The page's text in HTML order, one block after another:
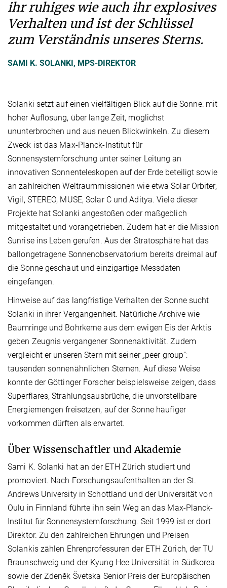
ihr ruhiges wie auch ihr explosives
Verhalten und ist der Schlüssel
zum Verständnis unseres Sterns.
SAMI K. SOLANKI, MPS-DIREKTOR
Solanki setzt auf einen vielfältigen Blick auf die Sonne: mit
hoher Auflösung, über lange Zeit, möglichst
ununterbrochen und aus neuen Blickwinkeln. Zu diesem
Zweck ist das Max-Planck-Institut für
Sonnensystemforschung unter seiner Leitung an
innovativen Sonnenteleskopen auf der Erde beteiligt sowie
an zahlreichen Weltraummissionen wie etwa Solar Orbiter,
Vigil, STEREO, MUSE, Solar C und Aditya. Viele dieser
Projekte hat Solanki angestoßen oder maßgeblich
mitgestaltet und vorangetrieben. Zudem hat er die Mission
Sunrise ins Leben gerufen. Aus der Stratosphäre hat das
ballongetragene Sonnenobservatorium bereits dreimal auf
die Sonne geschaut und einzigartige Messdaten
eingefangen.
Hinweise auf das langfristige Verhalten der Sonne sucht
Solanki in ihrer Vergangenheit. Natürliche Archive wie
Baumringe und Bohrkerne aus dem ewigen Eis der Arktis
geben Zeugnis vergangener Sonnenaktivität. Zudem
vergleicht er unseren Stern mit seiner „peer group“:
tausenden sonnenähnlichen Sternen. Auf diese Weise
konnte der Göttinger Forscher beispielsweise zeigen, dass
Superflares, Strahlungsausbrüche, die unvorstellbare
Energiemengen freisetzen, auf der Sonne häufiger
vorkommen dürften als erwartet.
Über Wissenschaftler und Akademie
Sami K. Solanki hat an der ETH Zürich studiert und
promoviert. Nach Forschungsaufenthalten an der St.
Andrews University in Schottland und der Universität von
Oulu in Finnland führte ihn sein Weg an das Max-Planck-
Institut für Sonnensystemforschung. Seit 1999 ist er dort
Direktor. Zu den zahlreichen Ehrungen und Preisen
Solankis zählen Ehrenprofessuren der ETH Zürich, der TU
Braunschweig und der Kyung Hee Universität in Südkorea
sowie der Zdenĕk Švetska Senior Preis der Europäischen